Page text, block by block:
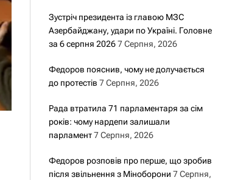
Зустріч президента із главою МЗС
Азербайджану, удари по Україні. Головне
за 6 серпня 2026 7 Серпня, 2026
Федоров пояснив, чому не долучається
до протестів 7 Серпня, 2026
Рада втратила 71 парламентаря за сім
років: чому нардепи залишали
парламент 7 Серпня, 2026
Федоров розповів про перше, що зробив
після звільнення з Міноборони 7 Серпня,